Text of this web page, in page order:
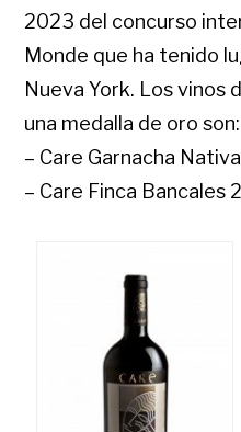
2023 del concurso
Monde que ha tenido
Nueva York. Los vinos
una medalla de oro son:
– Care Garnacha
– Care Finca Bancales